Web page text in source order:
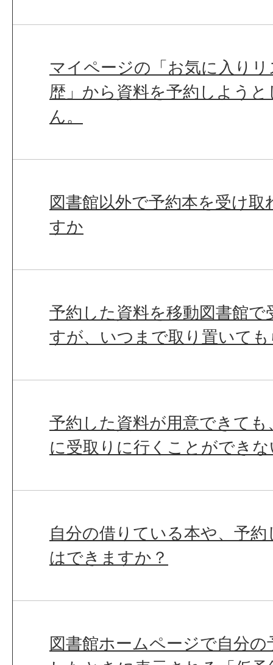
マイページの「お気に入り
歴」から資料を予約しよう
ん。
図書館以外で予約本を受け
すか
予約した資料を移動図書館
すが、いつまで取り置いて
予約した資料が用意できて
に受取りに行くことができ
自分の借りている本や、予
はできますか？
図書館ホームページで自分